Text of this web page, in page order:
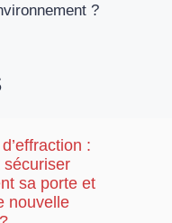
?
:
sécuriser
sa porte et
nouvelle